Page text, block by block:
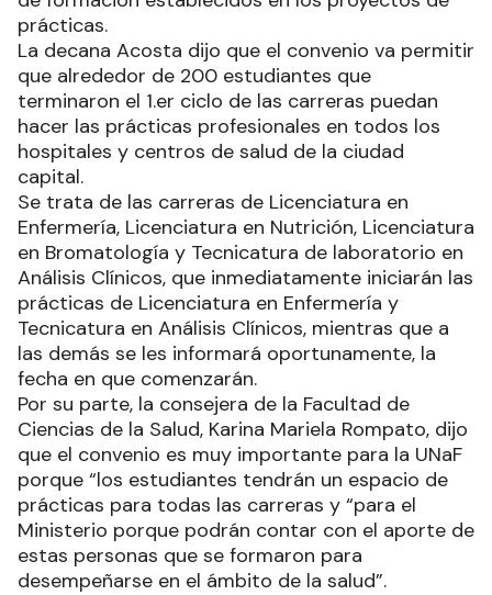
prácticas.
La decana Acosta dijo que el convenio va permitir
que alrededor de 200 estudiantes que
terminaron el 1.er ciclo de las carreras puedan
hacer las prácticas profesionales en todos los
hospitales y centros de salud de la ciudad
capital.
Se trata de las carreras de Licenciatura en
Enfermería, Licenciatura en Nutrición, Licenciatura
en Bromatología y Tecnicatura de laboratorio en
Análisis Clínicos, que inmediatamente iniciarán las
prácticas de Licenciatura en Enfermería y
Tecnicatura en Análisis Clínicos, mientras que a
las demás se les informará oportunamente, la
fecha en que comenzarán.
Por su parte, la consejera de la Facultad de
Ciencias de la Salud, Karina Mariela Rompato, dijo
que el convenio es muy importante para la UNaF
porque “los estudiantes tendrán un espacio de
prácticas para todas las carreras y “para el
Ministerio porque podrán contar con el aporte de
estas personas que se formaron para
desempeñarse en el ámbito de la salud”.